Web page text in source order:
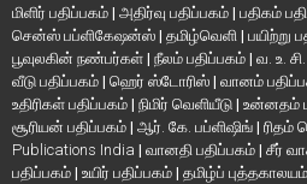
மிளிர் பதிப்பகம் | அதிர்வு பதிப்பகம் | பதிகம்
சென்ஸ் பப்ளிகேஷன்ஸ் | தமிழ்வெளி | பயிற்று
பூவுலகின் நண்பர்கள் | நீலம் பதிப்பகம் | வ. உ.
வீடு பதிப்பகம் | ஹெர் ஸ்டோரிஸ் | வானம்
உதிரிகள் பதிப்பகம் | நிமிர் வெளியீடு | உன்னதம்
சூரியன் பதிப்பகம் | ஆர். கே. பப்ளிஷிங் | ரிதம்
Publications India | வானதி பதிப்பகம் | சீர்
பதிப்பகம் | உயிர் பதிப்பகம் | தமிழ்ப் புத்தகாலயம்